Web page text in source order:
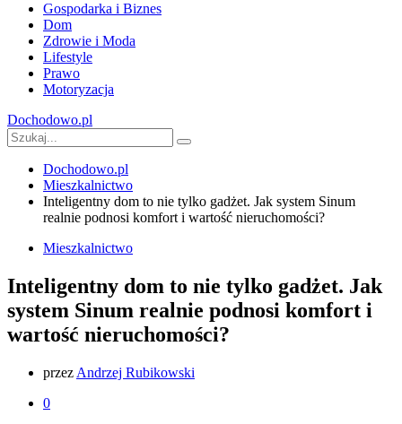
Gospodarka i Biznes
Dom
Zdrowie i Moda
Lifestyle
Prawo
Motoryzacja
Dochodowo.pl
Dochodowo.pl
Mieszkalnictwo
Inteligentny dom to nie tylko gadżet. Jak system Sinum
realnie podnosi komfort i wartość nieruchomości?
Mieszkalnictwo
Inteligentny dom to nie tylko gadżet. Jak
system Sinum realnie podnosi komfort i
wartość nieruchomości?
przez Andrzej Rubikowski
0